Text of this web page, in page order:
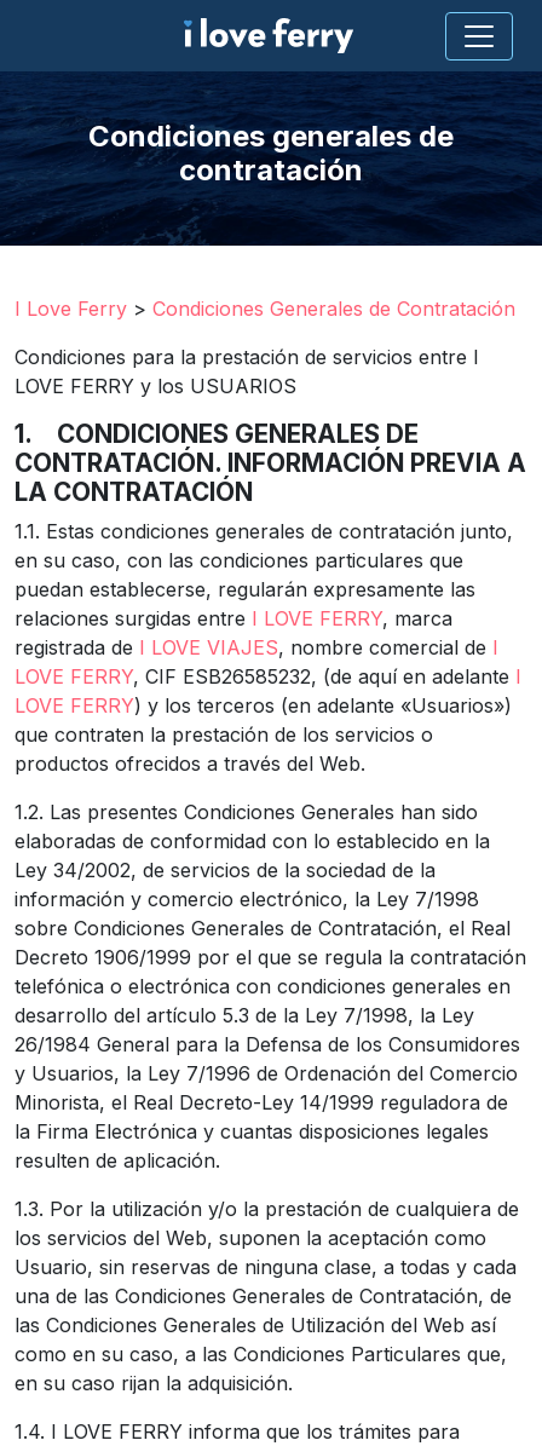
Condiciones generales de
contratación
I Love Ferry > Condiciones Generales de Contratación
Condiciones para la prestación de servicios entre I
LOVE FERRY y los USUARIOS
1.
CONDICIONES GENERALES DE
CONTRATACIÓN. INFORMACIÓN PREVIA A
LA CONTRATACIÓN
1.1. Estas condiciones generales de contratación junto,
en su caso, con las condiciones particulares que
puedan establecerse, regularán expresamente las
relaciones surgidas entre I LOVE FERRY, marca
registrada de I LOVE VIAJES, nombre comercial de I
LOVE FERRY, CIF ESB26585232, (de aquí en adelante I
LOVE FERRY) y los terceros (en adelante «Usuarios»)
que contraten la prestación de los servicios o
productos ofrecidos a través del Web.
1.2. Las presentes Condiciones Generales han sido
elaboradas de conformidad con lo establecido en la
Ley 34/2002, de servicios de la sociedad de la
información y comercio electrónico, la Ley 7/1998
sobre Condiciones Generales de Contratación, el Real
Decreto 1906/1999 por el que se regula la contratación
telefónica o electrónica con condiciones generales en
desarrollo del artículo 5.3 de la Ley 7/1998, la Ley
26/1984 General para la Defensa de los Consumidores
y Usuarios, la Ley 7/1996 de Ordenación del Comercio
Minorista, el Real Decreto-Ley 14/1999 reguladora de
la Firma Electrónica y cuantas disposiciones legales
resulten de aplicación.
1.3. Por la utilización y/o la prestación de cualquiera de
los servicios del Web, suponen la aceptación como
Usuario, sin reservas de ninguna clase, a todas y cada
una de las Condiciones Generales de Contratación, de
las Condiciones Generales de Utilización del Web así
como en su caso, a las Condiciones Particulares que,
en su caso rijan la adquisición.
1.4. I LOVE FERRY informa que los trámites para